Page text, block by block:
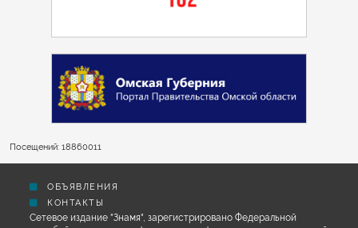
Посещений: 18860011
ОБЪЯВЛЕНИЯ
КОНТАКТЫ
Сетевое издание "Знамя", зарегистрировано Федеральной